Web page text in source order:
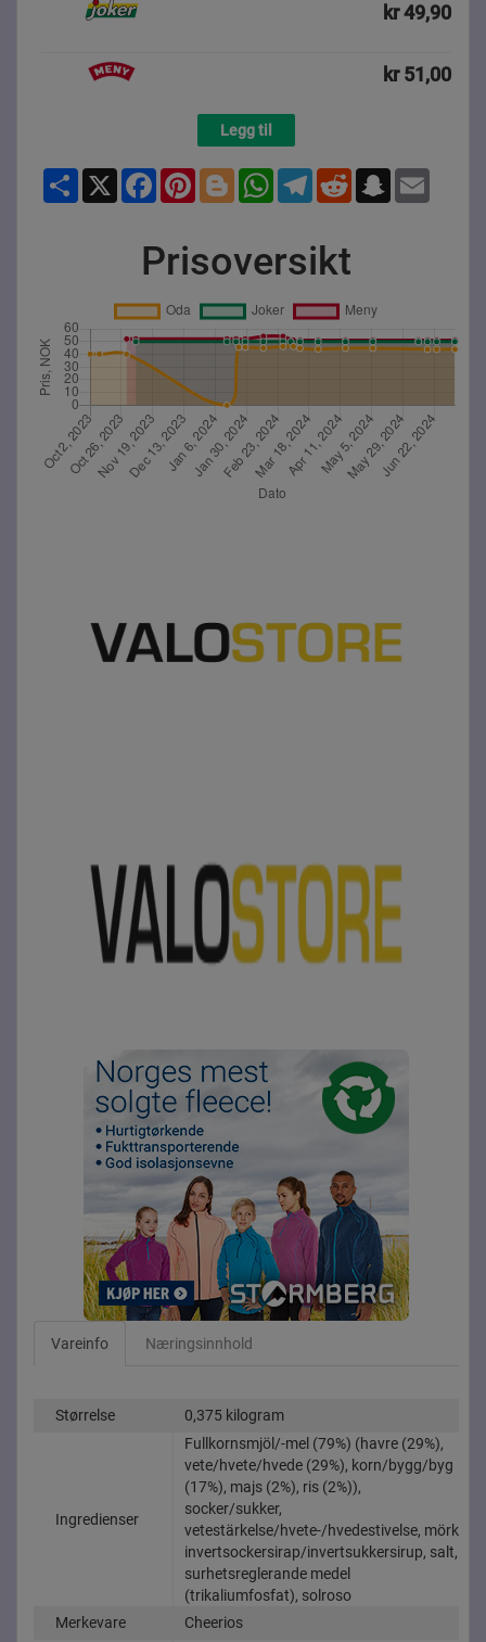
kr 49,90
kr 51,00
Legg til
Share X FacebookPinterestBloggerWhatsAppTelegramReddit Snapchat
Prisoversikt
Vareinfo Næringsinnhold
Størrelse 0,375 kilogram
Ingredienser
Fullkornsmjöl/-mel (79%) (havre (29%),
vete/hvete/hvede (29%), korn/bygg/byg
(17%), majs (2%), ris (2%)),
socker/sukker,
vetestärkelse/hvete-/hvedestivelse, mörk
invertsockersirap/invertsukkersirup, salt,
surhetsreglerande medel
(trikaliumfosfat), solroso
Merkevare
Cheerios